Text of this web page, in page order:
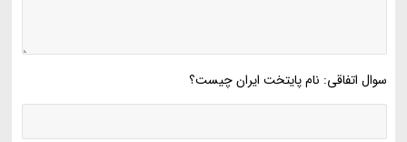
سوال اتفاقی: نام پایتخت ایران چیست؟